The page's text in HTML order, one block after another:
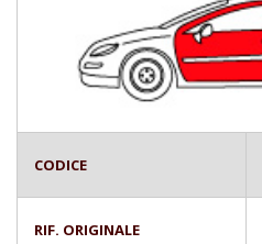
CODICE
RIF. ORIGINALE